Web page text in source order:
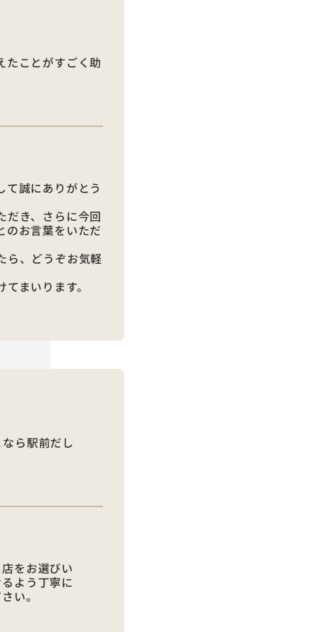
たことがすごく助
誠にありがとう
だき、さらに今回
のお言葉をいただ
ら、どうぞお気軽
まいります。
ら駅前だし
をお選びい
よう丁寧に
い。